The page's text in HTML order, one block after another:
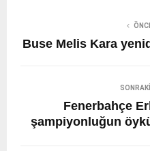
Buse Melis Kara
Fenerbahçe
şampiyonluğun